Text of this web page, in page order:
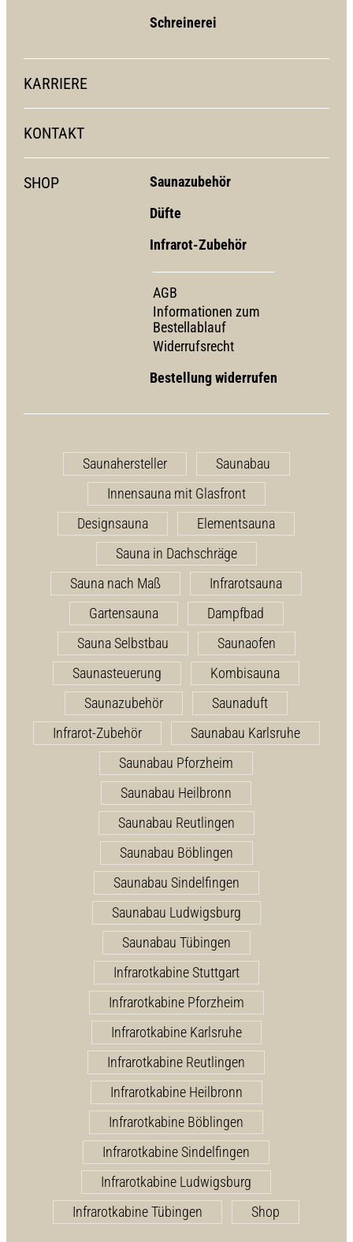
Schreinerei
KARRIERE
KONTAKT
SHOP
Saunazubehör
Düfte
Infrarot-Zubehör
AGB
Informationen zum
Bestellablauf
Widerrufsrecht
Bestellung widerrufen
Saunahersteller
Saunabau
Innensauna mit Glasfront
Designsauna
Elementsauna
Sauna in Dachschräge
Sauna nach Maß
Infrarotsauna
Gartensauna
Dampfbad
Sauna Selbstbau
Saunaofen
Saunasteuerung
Kombisauna
Saunazubehör
Saunaduft
Infrarot-Zubehör
Saunabau Karlsruhe
Saunabau Pforzheim
Saunabau Heilbronn
Saunabau Reutlingen
Saunabau Böblingen
Saunabau Sindelfingen
Saunabau Ludwigsburg
Saunabau Tübingen
Infrarotkabine Stuttgart
Infrarotkabine Pforzheim
Infrarotkabine Karlsruhe
Infrarotkabine Reutlingen
Infrarotkabine Heilbronn
Infrarotkabine Böblingen
Infrarotkabine Sindelfingen
Infrarotkabine Ludwigsburg
Infrarotkabine Tübingen
Shop